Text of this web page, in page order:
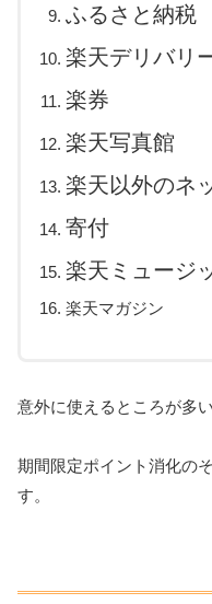
ふるさと納税
楽天デリバリ
楽券
楽天写真館
楽天以外のネ
寄付
楽天ミュージ
楽天マガジン
意外に使えるところが多
期間限定ポイント消化の
す。